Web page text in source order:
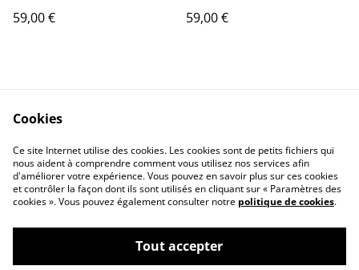
59,00 €
59,00 €
Contactez-nous
Conditions
Politique de
confidentialité
Politique de cookies
Cookies
Ce site Internet utilise des cookies. Les cookies sont de petits fichiers qui
nous aident à comprendre comment vous utilisez nos services afin
d'améliorer votre expérience. Vous pouvez en savoir plus sur ces cookies
et contrôler la façon dont ils sont utilisés en cliquant sur « Paramètres des
cookies ». Vous pouvez également consulter notre politique de cookies.
Tout accepter